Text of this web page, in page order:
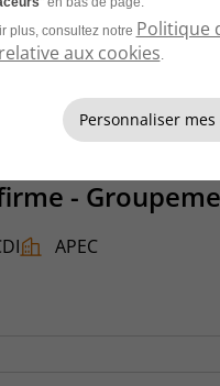
et laissez les
-
APEC
plus, consultez notre Politique
aux cookies
Personnaliser mes